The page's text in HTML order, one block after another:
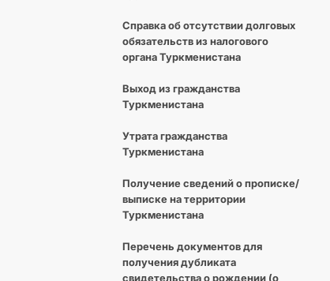
Справка об отсутствии долговых
обязательств из налогового
органа Туркменистана
Выход из гражданства
Туркменистана
Утрата гражданства
Туркменистана
Получение сведений о прописке/
выписке на территории
Туркменистана
Перечень документов для
получения дубликата
свидетельства о рождении (о